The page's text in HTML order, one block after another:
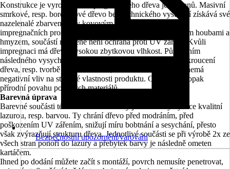
Konstrukce je vyrobena z impregnovaného dřeva jehličnanů. Masivní
smrkové, resp. borovicové dřevo bez technického vysušení získává své
nazelenalé zbarvení díky kovovým solím uvolňovaným z
impregnačních prostředků. Ty dřevo chrání před napadením houbami a
hmyzem, součástí nicméně není ochrana proti UV záření. Kvůli
impregnaci má dřevo vysokou zbytkovou vlhkost. Působením
následného vysychání může dojít k vytékání pryskyřice, zkroucení
dřeva, resp. tvorbě trhlin ze sušení, nic z uvedeného však nemá
negativní vliv na statické vlastnosti produktu. Odráží to naopak
přírodní povahu použitých materiálů.
Barevná úprava
Barevné součásti této stavebnicové sady jsou natřeny vysoce kvalitní
lazurou, resp. barvou. Ty chrání dřevo před modráním, před
poškozením UV zářením, snižují míru bobtnání a sesychání, přesto
však zvýrazňují strukturu dřeva. Jednotlivé součásti se při výrobě 2x ze
všech stran ponoří do lazury a přebytek barvy je následně ometen
kartáčem.
Ihned po dodání můžete začít s montáží, povrch nemusíte penetrovat,
Bezpečnostní upozornění/varování